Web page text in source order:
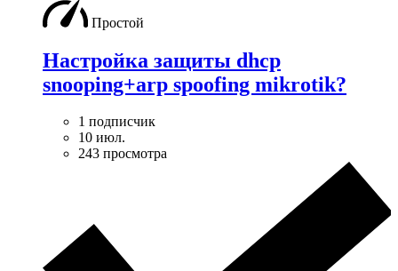
Простой
Настройка защиты dhcp
snooping+arp spoofing mikrotik?
1 подписчик
10 июл.
243 просмотра